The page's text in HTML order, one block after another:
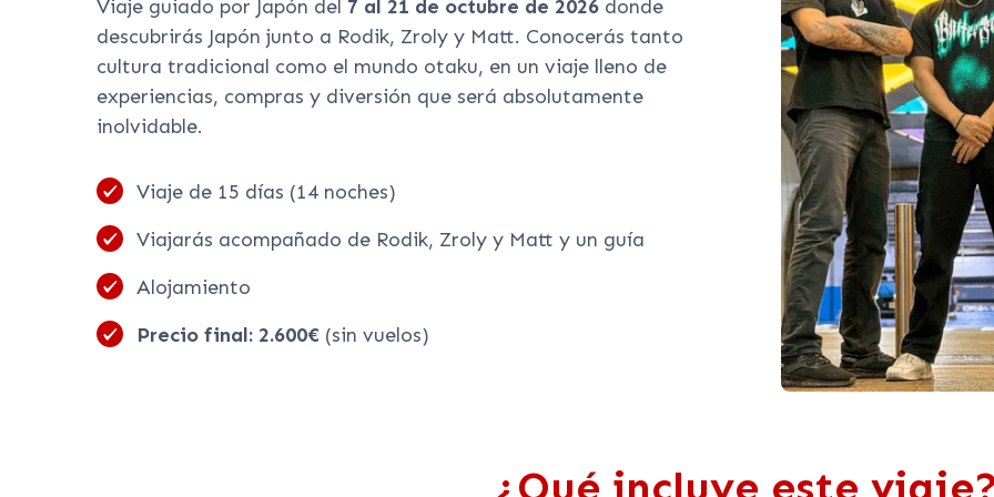
Viaje guiado por Japón del 7 al 21 de octubre de 2026 donde
descubrirás Japón junto a Rodik, Zroly y Matt. Conocerás tanto
cultura tradicional como el mundo otaku, en un viaje lleno de
experiencias, compras y diversión que será absolutamente
inolvidable.
Viaje de 15 días (14 noches)
Viajarás acompañado de Rodik, Zroly y Matt y un guía
Alojamiento
Precio final: 2.600€ (sin vuelos)
¿Qué incluye este